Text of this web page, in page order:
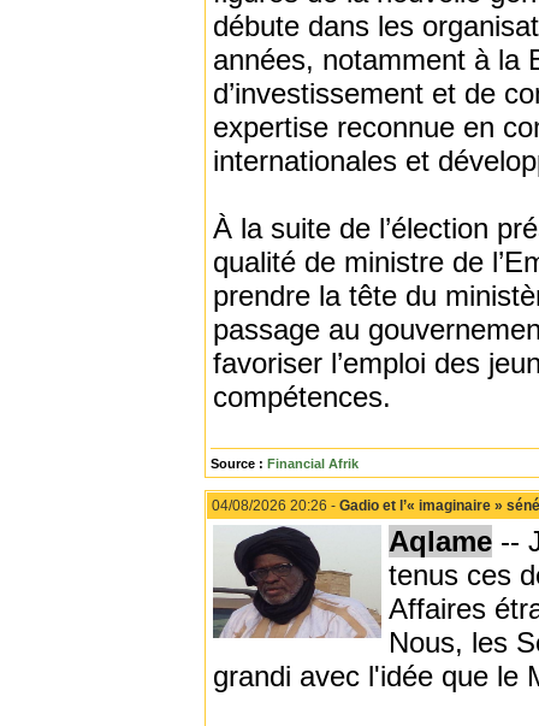
débute dans les
années, notamment à la
d’investissement et de
expertise reconnue en
internationales et
À la suite de l’élection
qualité de ministre de
prendre la tête du
passage au
favoriser l’emploi des
compétences.
Source : Financial Afrik
04/08/2026 20:26 - Gadio et l’« imaginaire »
Aqlame --
tenus ces
Affaires
Nous, les
grandi avec l'idée que le